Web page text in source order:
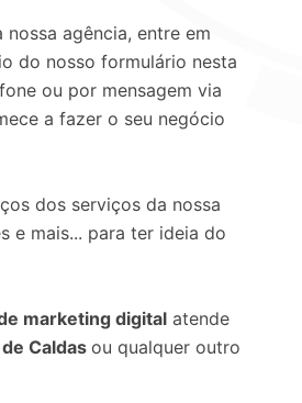
nossa agência, entre em
do nosso formulário nesta
ou por mensagem via
a fazer o seu negócio
dos serviços da nossa
e mais... para ter ideia do
marketing digital atende
Caldas ou qualquer outro